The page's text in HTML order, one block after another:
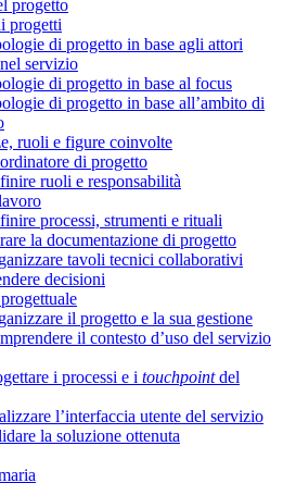
progetto
progetti
di progetto in base agli attori
servizio
di progetto in base al focus
di progetto in base all’ambito di
ruoli e figure coinvolte
di progetto
ruoli e responsabilità
processi, strumenti e rituali
la documentazione di progetto
tavoli tecnici collaborativi
decisioni
il progetto e la sua gestione
il contesto d’uso del servizio
i processi e i touchpointdel
l’interfaccia utente del servizio
la soluzione ottenuta